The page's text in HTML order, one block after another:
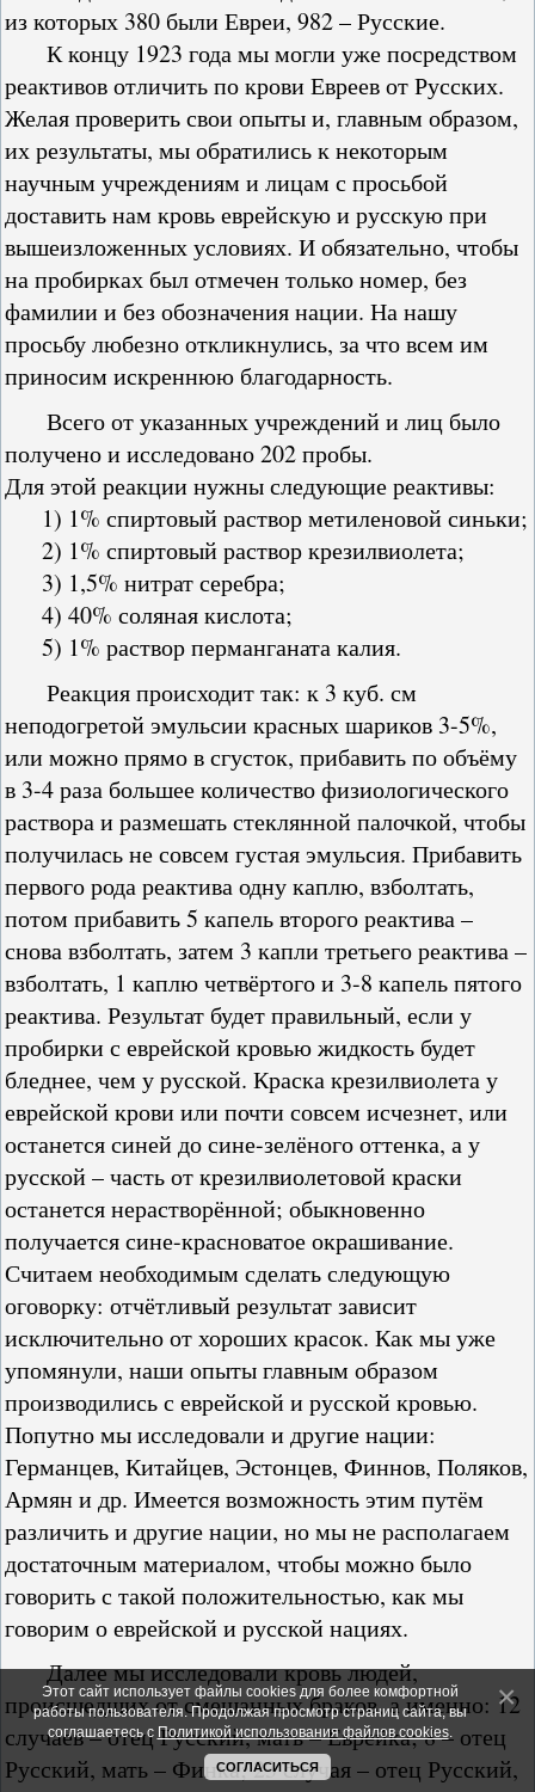
из которых 380 были Евреи, 982 – Русские.
К концу 1923 года мы могли уже посредством
реактивов отличить по крови Евреев от Русских.
Желая проверить свои опыты и, главным образом,
их результаты, мы обратились к некоторым
научным учреждениям и лицам с просьбой
доставить нам кровь еврейскую и русскую при
вышеизложенных условиях. И обязательно, чтобы
на пробирках был отмечен только номер, без
фамилии и без обозначения нации. На нашу
просьбу любезно откликнулись, за что всем им
приносим искреннюю благодарность.
Всего от указанных учреждений и лиц было
получено и исследовано 202 пробы.
Для этой реакции нужны следующие реактивы:
1) 1% спиртовый раствор метиленовой синьки;
2) 1% спиртовый раствор крезилвиолета;
3) 1,5% нитрат серебра;
4) 40% соляная кислота;
5) 1% раствор перманганата калия.
Реакция происходит так: к 3 куб. см
неподогретой эмульсии красных шариков 3-5%,
или можно прямо в сгусток, прибавить по объёму
в 3-4 раза большее количество физиологического
раствора и размешать стеклянной палочкой, чтобы
получилась не совсем густая эмульсия. Прибавить
первого рода реактива одну каплю, взболтать,
потом прибавить 5 капель второго реактива –
снова взболтать, затем 3 капли третьего реактива –
взболтать, 1 каплю четвёртого и 3-8 капель пятого
реактива. Результат будет правильный, если у
пробирки с еврейской кровью жидкость будет
бледнее, чем у русской. Краска крезилвиолета у
еврейской крови или почти совсем исчезнет, или
останется синей до сине-зелёного оттенка, а у
русской – часть от крезилвиолетовой краски
останется нерастворённой; обыкновенно
получается сине-красноватое окрашивание.
Считаем необходимым сделать следующую
оговорку: отчётливый результат зависит
исключительно от хороших красок. Как мы уже
упомянули, наши опыты главным образом
производились с еврейской и русской кровью.
Попутно мы исследовали и другие нации:
Германцев, Китайцев, Эстонцев, Финнов, Поляков,
Армян и др. Имеется возможность этим путём
различить и другие нации, но мы не располагаем
достаточным материалом, чтобы можно было
говорить с такой положительностью, как мы
говорим о еврейской и русской нациях.
Далее мы исследовали кровь людей,
происшедших от смешанных браков, а именно: 12
случаев – отец Русский, мать – Еврейка; 8 – отец
Русский, мать – Финка; 23 случая – отец Русский,
Этот сайт использует файлы cookies для более комфортной
работы пользователя. Продолжая просмотр страниц сайта, вы
соглашаетесь с Политикой использования файлов cookies.
СОГЛАСИТЬСЯ